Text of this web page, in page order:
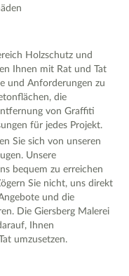
Holzschutz und
Ihnen mit Rat und Tat
und Anforderungen zu
die
von Graffiti
für jedes Projekt.
Sie sich von unseren
Unsere
bequem zu erreichen
Sie nicht, uns direkt
und die
Die Giersberg Malerei
Ihnen
umzusetzen.